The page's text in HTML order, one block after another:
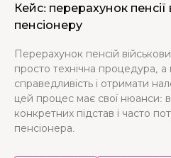
Кейс: перерахунок пенсії
пенсіонеру
Перерахунок пенсій
просто технічна процедура, а
справедливість і отримати
цей процес має свої нюанси:
конкретних підстав і часто
пенсіонера.